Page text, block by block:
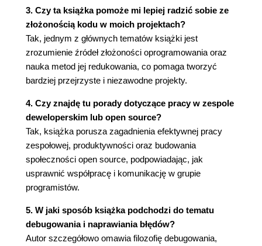
Rozdział 15. Źródło błędów 75
Spotęgowana złożoność 76
Rozdział 16. Spraw, by to nie powróciło 79
Spraw, by to nigdy nie powróciło - przykład 80
W głąb króliczej nory 84
85
Wyjaśnij błąd 87
Patrz na system 88
Znajdź prawdziwą przyczynę 89
Cztery kroki 90
CZĘŚĆ PIĄTA. INŻYNIERIA W ZESPOŁACH 93
Rozdział 18. Efektywna produktywność inżynierii
95
3. Czy ta książka pomoże mi lepiej radzić sobie ze
złożonością kodu w moich projektach?
Tak, jednym z głównych tematów książki jest
zrozumienie źródeł złożoności oprogramowania oraz
nauka metod jej redukowania, co pomaga tworzyć
bardziej przejrzyste i niezawodne projekty.
4. Czy znajdę tu porady dotyczące pracy w zespole
deweloperskim lub open source?
Tak, książka porusza zagadnienia efektywnej pracy
zespołowej, produktywności oraz budowania
społeczności open source, podpowiadając, jak
usprawnić współpracę i komunikację w grupie
programistów.
5. W jaki sposób książka podchodzi do tematu
debugowania i naprawiania błędów?
Autor szczegółowo omawia filozofię debugowania,